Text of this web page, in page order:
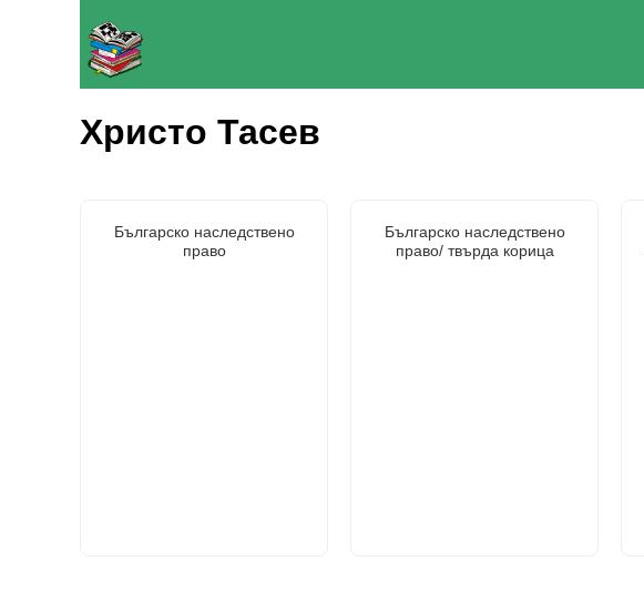
Христо Тасев
Българско наследствено
право
Българско наследствено
право/ твърда корица